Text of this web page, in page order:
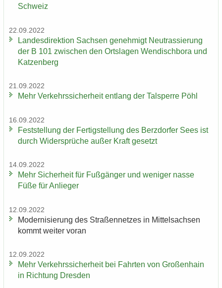
Schweiz
22.09.2022
Lan­des­di­rek­ti­on Sach­sen ge­neh­migt Neu­tras­sie­rung
der B 101 zwi­schen den Orts­la­gen Wen­disch­bo­ra und
Kat­zen­berg
21.09.2022
Mehr Ver­kehrs­si­cher­heit ent­lang der Tal­sper­re Pöhl
16.09.2022
Fest­stel­lung der Fer­tig­stel­lung des Berz­dor­fer Sees ist
durch Wi­der­sprü­che außer Kraft ge­setzt
14.09.2022
Mehr Si­cher­heit für Fuß­gän­ger und we­ni­ger nasse
Füße für An­lie­ger
12.09.2022
Mo­der­ni­sie­rung des Stra­ßen­net­zes in Mit­tel­sach­sen
kommt wei­ter voran
12.09.2022
Mehr Ver­kehrs­si­cher­heit bei Fahr­ten von Gro­ßen­hain
in Rich­tung Dres­den